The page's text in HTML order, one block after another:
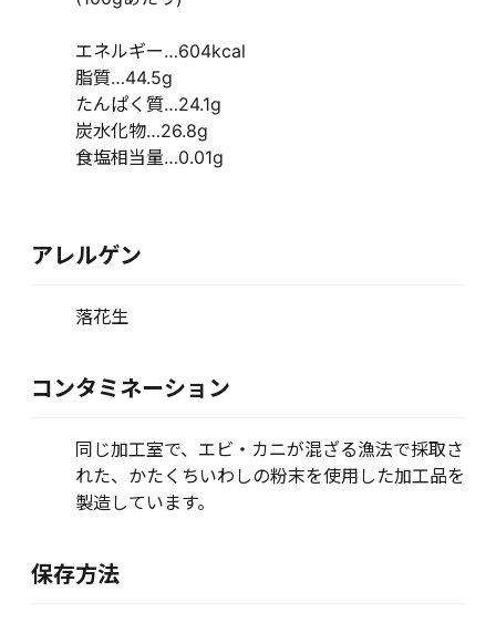
エネルギー…604kcal
脂質…44.5g
たんぱく質…24.1g
炭水化物…26.8g
食塩相当量…0.01g
アレルゲン
落花生
コンタミネーション
同じ加工室で、エビ・カニが混ざる漁法で採取さ
れた、かたくちいわしの粉末を使用した加工品を
製造しています。
保存方法